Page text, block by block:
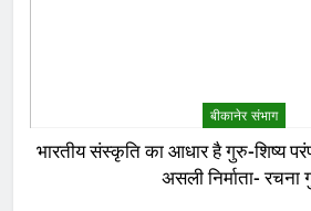
बीकानेर संभाग
भारतीय संस्कृति का आधार है गुरु-शिष्य
असली निर्माता- रचना